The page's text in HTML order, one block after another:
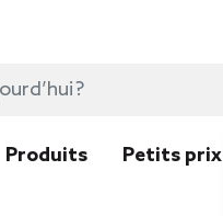
Produits Petits prix